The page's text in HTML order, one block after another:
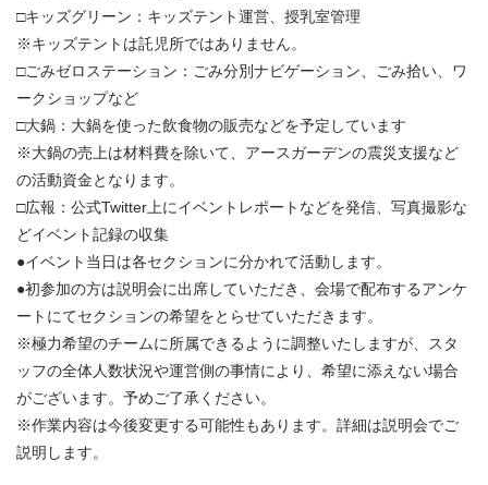
□キッズグリーン：キッズテント運営、授乳室管理
※キッズテントは託児所ではありません。
□ごみゼロステーション：ごみ分別ナビゲーション、ごみ拾い、ワ
ークショップなど
□大鍋：大鍋を使った飲食物の販売などを予定しています
※大鍋の売上は材料費を除いて、アースガーデンの震災支援など
の活動資金となります。
□広報：公式Twitter上にイベントレポートなどを発信、写真撮影な
どイベント記録の収集
●イベント当日は各セクションに分かれて活動します。
●初参加の方は説明会に出席していただき、会場で配布するアンケ
ートにてセクションの希望をとらせていただきます。
※極力希望のチームに所属できるように調整いたしますが、スタ
ッフの全体人数状況や運営側の事情により、希望に添えない場合
がございます。予めご了承ください。
※作業内容は今後変更する可能性もあります。詳細は説明会でご
説明します。